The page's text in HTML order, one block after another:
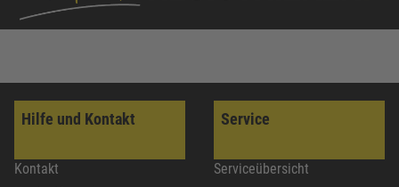
Hilfe und Kontakt
Kontakt
Service
Serviceübersicht